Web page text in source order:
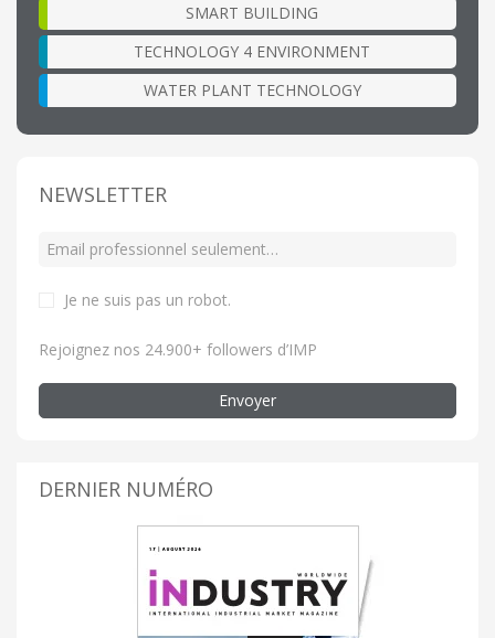
SMART BUILDING
TECHNOLOGY 4 ENVIRONMENT
WATER PLANT TECHNOLOGY
NEWSLETTER
Je ne suis pas un robot.
Rejoignez nos 24.900+ followers d’IMP
Envoyer
DERNIER NUMÉRO